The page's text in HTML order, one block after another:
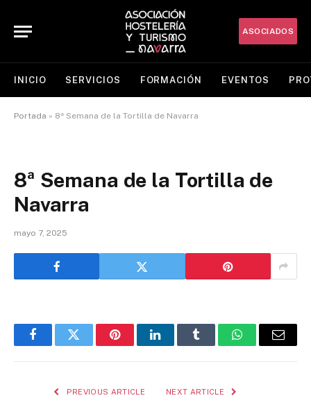
ASOCIADOS
INICIO SERVICIOS FORMACIÓN EVENTOS
Portada » 8ª Semana de la Tortilla de Navarra
8ª Semana de la Tortilla de
Navarra
mayo 7, 2025
FacebookTwitter PinterestLinkedInTumblr WhatsAppEmail
PREVIOUS ARTICLE NEXT ARTICLE